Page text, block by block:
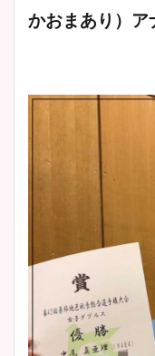
かおまあり）ア